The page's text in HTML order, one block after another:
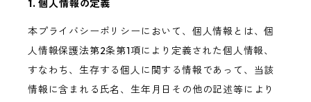
1. 個人情報の定義
本プライバシーポリシーにおいて、個人情報とは、個
人情報保護法第2条第1項により定義された個人情報、
すなわち、生存する個人に関する情報であって、当該
情報に含まれる氏名、生年月日その他の記述等により